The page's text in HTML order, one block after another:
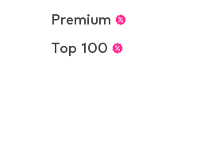
Premium
Top 100